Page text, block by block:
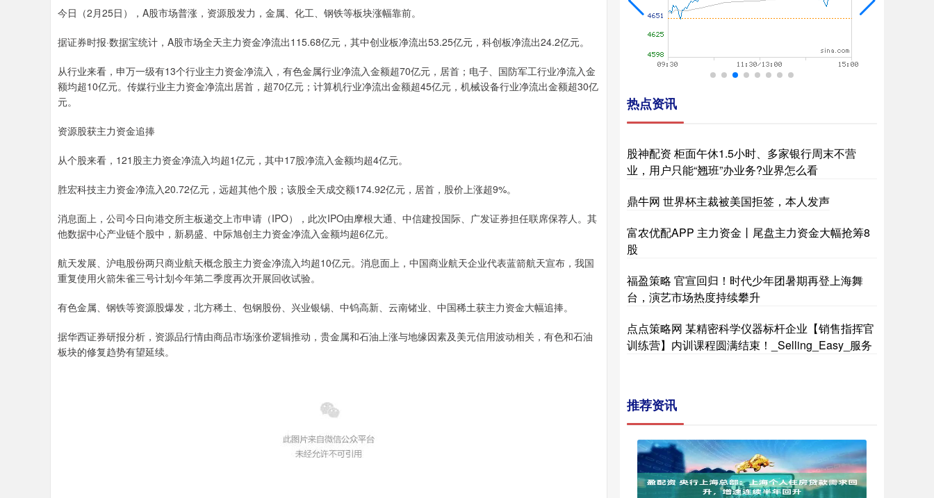
今日（2月25日），A股市场普涨，资源股发力，金属、化工、钢铁等板块涨幅靠前。
据证券时报·数据宝统计，A股市场全天主力资金净流出115.68亿元，其中创业板净流出53.25亿元，科创板净流出24.2亿元。
从行业来看，申万一级有13个行业主力资金净流入，有色金属行业净流入金额超70亿元，居首；电子、国防军工行业净流入金
额均超10亿元。传媒行业主力资金净流出居首，超70亿元；计算机行业净流出金额超45亿元，机械设备行业净流出金额超30亿
元。
资源股获主力资金追捧
从个股来看，121股主力资金净流入均超1亿元，其中17股净流入金额均超4亿元。
胜宏科技主力资金净流入20.72亿元，远超其他个股；该股全天成交额174.92亿元，居首，股价上涨超9%。
消息面上，公司今日向港交所主板递交上市申请（IPO），此次IPO由摩根大通、中信建投国际、广发证券担任联席保荐人。其
他数据中心产业链个股中，新易盛、中际旭创主力资金净流入金额均超6亿元。
航天发展、沪电股份两只商业航天概念股主力资金净流入均超10亿元。消息面上，中国商业航天企业代表蓝箭航天宣布，我国
重复使用火箭朱雀三号计划今年第二季度再次开展回收试验。
有色金属、钢铁等资源股爆发，北方稀土、包钢股份、兴业银锡、中钨高新、云南锗业、中国稀土获主力资金大幅追捧。
据华西证券研报分析，资源品行情由商品市场涨价逻辑推动，贵金属和石油上涨与地缘因素及美元信用波动相关，有色和石油
板块的修复趋势有望延续。
热点资讯
股神配资 柜面午休1.5小时、多家银行周末不营
业，用户只能“翘班”办业务?业界怎么看
鼎牛网 世界杯主裁被美国拒签，本人发声
富农优配APP 主力资金丨尾盘主力资金大幅抢筹8
股
福盈策略 官宣回归！时代少年团暑期再登上海舞
台，演艺市场热度持续攀升
点点策略网 某精密科学仪器标杆企业【销售指挥官
训练营】内训课程圆满结束！_Selling_Easy_服务
推荐资讯